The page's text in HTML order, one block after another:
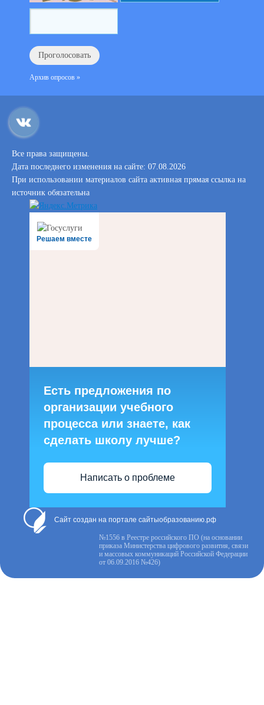
Архив опросов »
Все права защищены.
Дата последнего изменения на сайте: 07.08.2026
При использовании материалов сайта активная прямая ссылка на
источник обязательна
Решаем вместе
Есть предложения по
организации учебного
процесса или знаете, как
сделать школу лучше?
Написать о проблеме
Сайт создан на портале сайтыобразованию.рф
№1556 в Реестре российского ПО (на основании
приказа Министерства цифрового развития, связи
и массовых коммуникаций Российской Федерации
от 06.09.2016 №426)